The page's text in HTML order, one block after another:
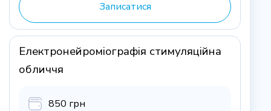
Записатися
Електронейроміографія стимуляційна
обличчя
850 грн